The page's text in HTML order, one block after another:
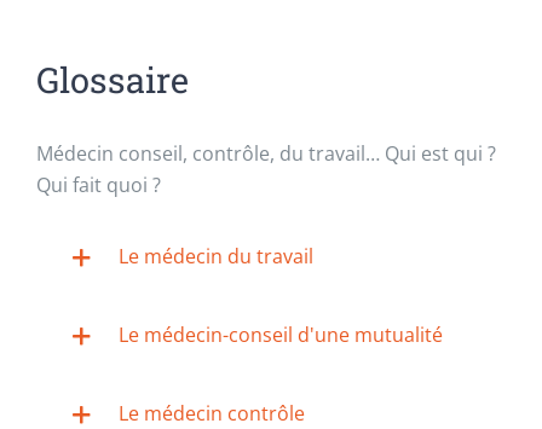
Glossaire
Médecin conseil, contrôle, du travail… Qui est qui ?
Qui fait quoi ?
Le médecin du travail
Le médecin-conseil d'une mutualité
Le médecin contrôle